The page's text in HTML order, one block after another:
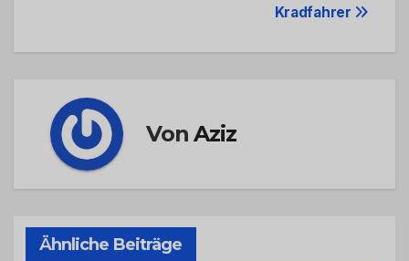
Kradfahrer
VonAziz
Ähnliche Beiträge